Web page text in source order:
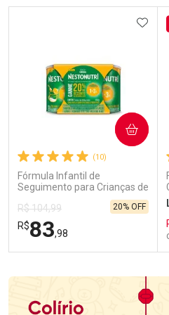
(10)
Fórmula Infantil de
Seguimento para Crianças de
Primeira Infância Nestonutri
2 Unidades de 800g cada
R$ 104,99
R$83,98
20% OFF
COMPRAR